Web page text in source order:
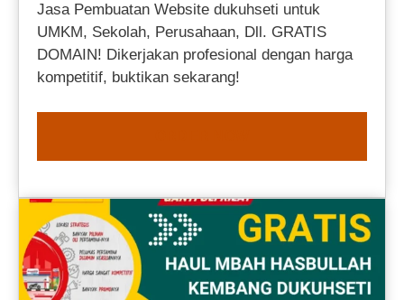
Jasa Pembuatan Website dukuhseti untuk
UMKM, Sekolah, Perusahaan, Dll. GRATIS
DOMAIN! Dikerjakan profesional dengan harga
kompetitif, buktikan sekarang!